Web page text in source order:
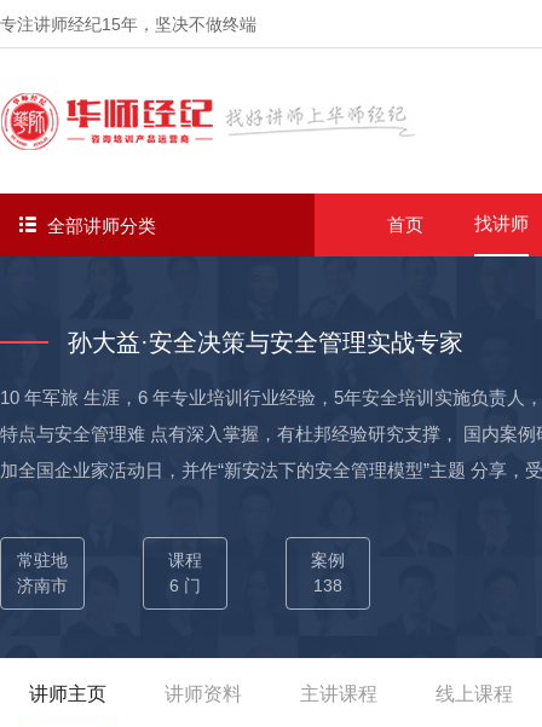
专注讲师经纪15年 ，坚决不做终端
全部讲师分类 首页 找讲师
孙大益·安全决策与安全管理实战专家
10 年军旅 生涯，6 年专业培训行业经验，5年安全培训实施负责人
特点与安全管理难 点有深入掌握，有杜邦经验研究支撑， 国内案
加全国企业家活动日，并作“新安法下的安全管理模型”主题 分享，受到国资委
建工作，通过省级验收（通过率仅15%）； 02-为大港油田集团（
国网济南市供电公司（央企）主持策划安全文化示范企业创建工
业）主持策划“零事故”现场打造方案，获集团实施应用实施； 05-
（大型烟草多元化企业集团）主持策划基于杜邦的安全管理实施
常驻地
济南市
课程
6 门
案例
138
讲师主页 讲师资料 主讲课程 线上课程